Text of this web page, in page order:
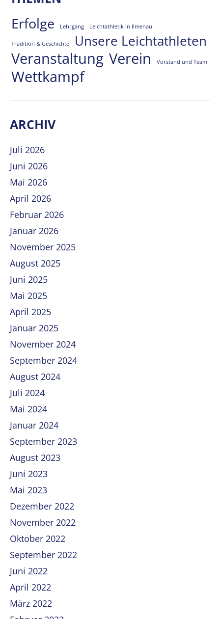
Erfolge Lehrgang Leichtathletik in Ilmenau
Tradition & Geschichte Unsere Leichtathleten
Veranstaltung Verein Vorstand und Team
Wettkampf
ARCHIV
Juli 2026
Juni 2026
Mai 2026
April 2026
Februar 2026
Januar 2026
November 2025
August 2025
Juni 2025
Mai 2025
April 2025
Januar 2025
November 2024
September 2024
August 2024
Juli 2024
Mai 2024
Januar 2024
September 2023
August 2023
Juni 2023
Mai 2023
Dezember 2022
November 2022
Oktober 2022
September 2022
Juni 2022
April 2022
März 2022